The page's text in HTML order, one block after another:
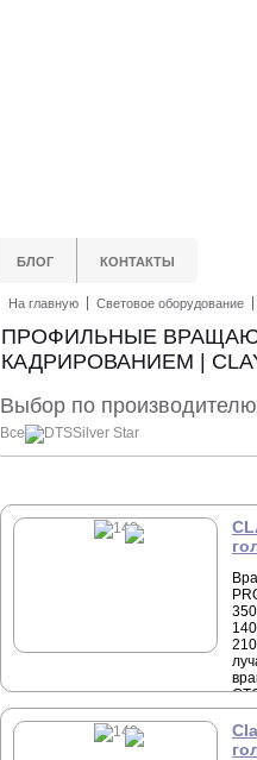
БЛОГ КОНТАКТЫ
На главную Световое оборудование
ПРОФИЛЬНЫЕ
КАДРИРОВАНИЕМ |
Выбор по производителю
Все DTSSilver Star